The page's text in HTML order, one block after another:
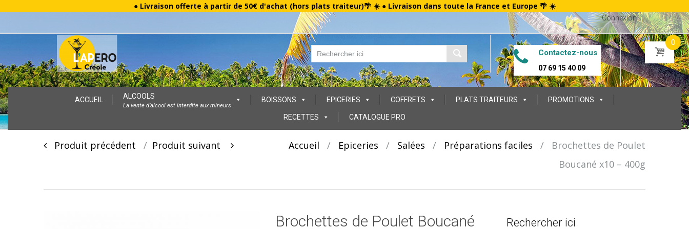
● Livraison offerte à partir de 50€ d'achat (hors plats traiteur)🌴 ☀️ ● Livraison dans toute la France et Europe 🌴 ☀️
Connexion
Contactez-nous
07 69 15 40 09
0
Skip
to
content
ACCUEIL ALCOOLS
La vente d’alcool est interdite aux mineurs
BOISSONS EPICERIES COFFRETS PLATS TRAITEURS PROMOTIONS
RECETTES CATALOGUE PRO
Post
Produit précédent Produit suivant Accueil / Epiceries / Salées / Préparations faciles /
Brochettes de Poulet
Boucané x10 – 400g
Brochettes de Poulet Boucané
Rechercher ici